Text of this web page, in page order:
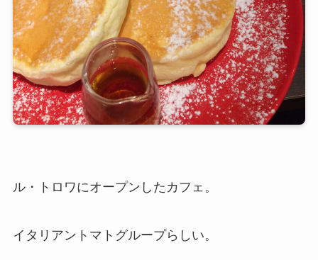
ル・トロワにオープンしたカフェ。
イタリアントマトグループらしい。